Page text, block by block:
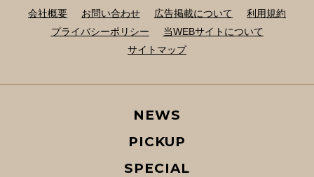
会社概要 お問い合わせ 広告掲載について
利用規約
プライバシーポリシー
当WEBサイトについて
サイトマップ
NEWS
PICKUP
SPECIAL